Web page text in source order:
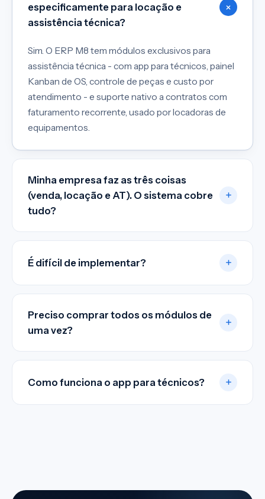
especificamente para locação e
assistência técnica?
Sim. O ERP M8 tem módulos exclusivos para
assistência técnica - com app para técnicos, painel
Kanban de OS, controle de peças e custo por
atendimento - e suporte nativo a contratos com
faturamento recorrente, usado por locadoras de
equipamentos.
Minha empresa faz as três coisas
(venda, locação e AT). O sistema cobre
tudo?
É difícil de implementar?
Preciso comprar todos os módulos de
uma vez?
Como funciona o app para técnicos?